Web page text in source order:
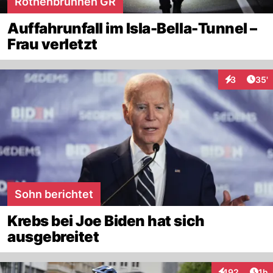
Auffahrunfall im Isla-Bella-Tunnel –
Frau verletzt
3 35'
Sohn berichtet
Krebs bei Joe Biden hat sich
ausgebreitet